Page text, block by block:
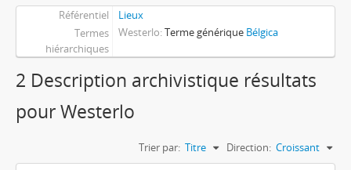
Référentiel
Lieux
Termes
hiérarchiques
Westerlo Terme générique Bélgica
2 Description archivistique résultats
pour Westerlo
Trier par: Titre Direction: Croissant